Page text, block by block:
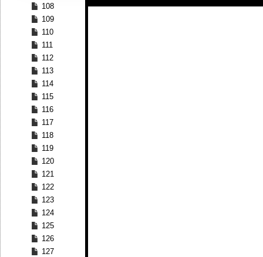
108
109
110
111
112
113
114
115
116
117
118
119
120
121
122
123
124
125
126
127